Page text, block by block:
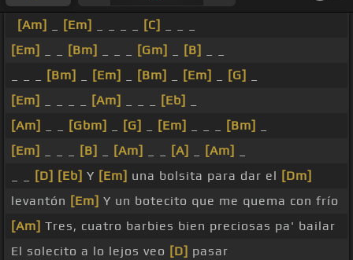
[Am] [Em] [C]
[Em]
[Bm] [Gm] [B]
[Bm] [Em] [Bm] [Em] [G]
[Em]
[Am] [Eb]
[Am]
[Gbm] [G] [Em] [Bm]
[Em]
[B] [Am] [A] [Am]
[D] [Eb] Y [Em] una bolsita para dar el [Dm]
levantón [Em] Y un botecito que me quema con frío
[Am] Tres, cuatro barbies bien preciosas pa' bailar
El solecito a lo lejos veo [D] pasar